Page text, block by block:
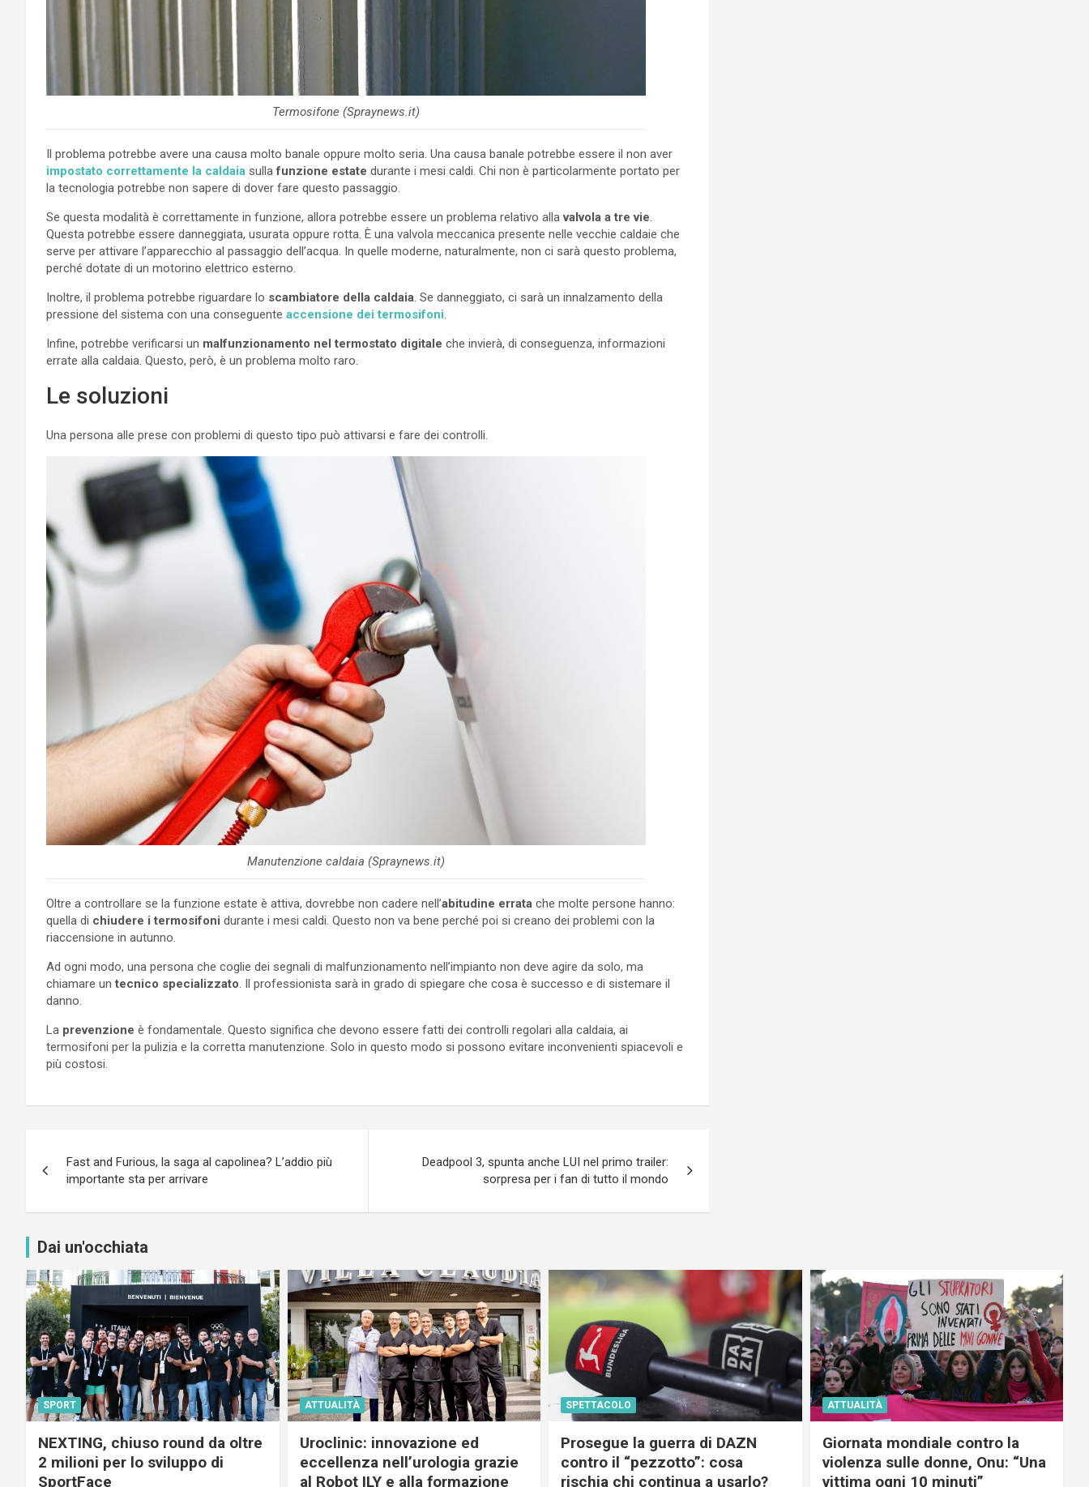
Termosifone (Spraynews.it)
Il problema potrebbe avere una causa molto banale oppure molto seria. Una causa banale potrebbe essere il non aver
impostato correttamente la caldaia sullafunzione estate durante i mesi caldi. Chi non è particolarmente portato per
la tecnologia potrebbe non sapere di dover fare questo passaggio.
Se questa modalità è correttamente in funzione, allora potrebbe essere un problema relativo alla valvola a tre vie
Questa potrebbe essere danneggiata, usurata oppure rotta. È una valvola meccanica presente nelle vecchie caldaie che
serve per attivare l’apparecchio al passaggio dell’acqua. In quelle moderne, naturalmente, non ci sarà questo problema,
perché dotate di un motorino elettrico esterno.
Inoltre, il problema potrebbe riguardare lo scambiatore della caldaia . Se danneggiato, ci sarà un innalzamento della
pressione del sistema con una conseguente accensione dei termosifoni
Infine, potrebbe verificarsi un malfunzionamento nel termostato digitale che invierà, di conseguenza, informazioni
errate alla caldaia. Questo, però, è un problema molto raro.
Le soluzioni
Una persona alle prese con problemi di questo tipo può attivarsi e fare dei controlli.
Manutenzione caldaia (Spraynews.it)
Oltre a controllare se la funzione estate è attiva, dovrebbe non cadere nell’abitudine errata che molte persone hanno:
quella di chiudere i termosifoni durante i mesi caldi. Questo non va bene perché poi si creano dei problemi con la
riaccensione in autunno.
Ad ogni modo, una persona che coglie dei segnali di malfunzionamento nell’impianto non deve agire da solo, ma
chiamare untecnico specializzato . Il professionista sarà in grado di spiegare che cosa è successo e di sistemare il
danno.
La prevenzione è fondamentale. Questo significa che devono essere fatti dei controlli regolari alla caldaia, ai
termosifoni per la pulizia e la corretta manutenzione. Solo in questo modo si possono evitare inconvenienti spiacevoli e
più costosi.
articoli
Fast and Furious, la saga al capolinea? L’addio più
importante sta per arrivare
Deadpool 3, spunta anche LUI nel primo trailer:
sorpresa per i fan di tutto il mondo
Dai un'occhiata
SPORT
NEXTING, chiuso round da oltre
2 milioni per lo sviluppo di
SportFace
ATTUALITÀ
Uroclinic: innovazione ed
eccellenza nell’urologia grazie
al Robot ILY e alla formazione
SPETTACOLO
Prosegue la guerra di DAZN
contro il “pezzotto”: cosa
rischia chi continua a usarlo?
ATTUALITÀ
Giornata mondiale contro la
violenza sulle donne, Onu: “Una
vittima ogni 10 minuti”